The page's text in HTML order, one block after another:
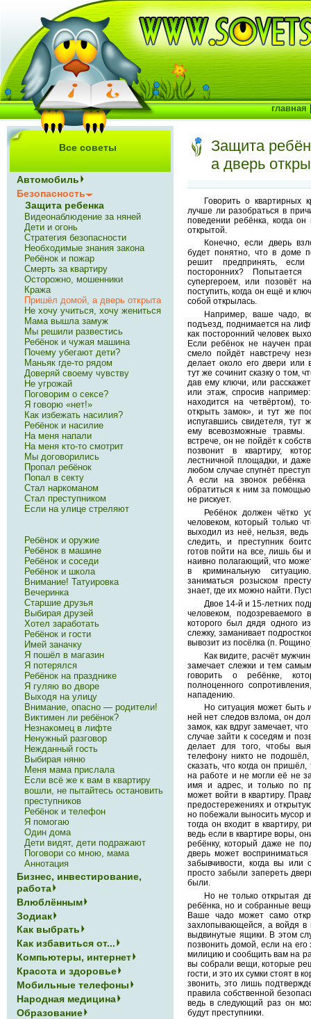
Защита
а дверь
Говорить о квартирных
лучше ли разобраться в
поведении ребёнка, когда
открытой.
Конечно, если дверь
будет понятно, что в доме
решит предпринять,
посторонних?
супергероем, или позовёт
поступить, когда он ещё и
собой открылась.
Например, ваше чадо,
подъезд, поднимается на
как посторонний человек
Если ребёнок не научен
смело пойдёт навстречу
делает около его двери или
тут же сочинит сказку о том,
дав ему ключи, или
или этаж, спросив
находится на четвёртом),
открыть замок», и тут же
испугавшись свидетеля, тут
ему всевозможные
встрече, он не пойдёт к
позвонит в квартиру,
лестничной площадки, и
любом случае спугнёт
А если на звонок
обратиться к ним за
не рискует.
Ребёнок должен чётко
человеком, который только
выходил из неё, нельзя,
следить, и преступник
готов пойти на все, лишь бы
наивно полагающий, что
в криминальную
заниматься розыском
знает, где их можно найти.
Двое 14-й и 15-летних
человеком,
которого был дядя одного
слежку, заманивает
вывозит из посёлка (п.
Как видите, расчёт
замечает слежки и тем
говорить о ребёнке,
полноценного
нападению.
Но ситуация может быть
ней нет следов взлома, он
замок, как вдруг замечает,
случае зайти к соседям и
делает для того, чтобы
телефону никто не
сказать, что когда он
на работе и не могли её не
имя и адрес, и только по
может войти в квартиру.
предостережениях и
но побежали выносить мусор
тогда он входит в квартиру,
ведь если в квартире воры,
ребёнку, который даже не
дверь может
забывчивости, когда вы
просто забыли запереть
были.
Но не только открытая
ребёнка, но и собранные
Ваше чадо может само
захлопывающейся, а войдя в
выдвинутые ящики. В этом
позвонить домой, если на его
милицию и сообщить вам на
вы собрали вещи, которые
гости, и это их сумки стоят в
звонить, это лишь
правила собственной
ведь в следующий раз он
будут преступники.
Все советы
Автомобиль
Безопасность
Защита ребенка
Видеонаблюдение за няней
Дети и огонь
Стратегия безопасности
Необходимые знания закона
Ребёнок и пожар
Смерть за квартиру
Осторожно, мошенники
Кража
Пришёл домой, а дверь открыта
Не хочу учиться, хочу жениться
Мама вышла замуж
Мы решили развестись
Ребёнок и чужая машина
Почему убегают дети?
Маньяк где-то рядом
Доверяй своему чувству
Не угрожай
Поговорим о сексе?
Я говорю «нет!»
Как избежать насилия?
Ребёнок и насилие
На меня напали
На меня кто-то смотрит
Мы договорились
Пропал ребёнок
Попал в секту
Стал наркоманом
Стал преступником
Если на улице стреляют
Ребёнок и оружие
Ребёнок в машине
Ребёнок и соседи
Ребёнок и школа
Внимание! Татуировка
Вечеринка
Старшие друзья
Выбирая друзей
Хотел заработать
Ребёнок и гости
Имей заначку
Я пошёл в магазин
Я потерялся
Ребёнок на празднике
Я гуляю во дворе
Выходя на улицу
Внимание, опасно — родители!
Виктимен ли ребёнок?
Незнакомец в лифте
Ненужный разговор
Нежданный гость
Выбирая няню
Меня мама прислала
Если всё же к вам в квартиру
вошли, не пытайтесь остановить
преступников
Ребёнок и телефон
Я помогаю
Один дома
Дети видят, дети подражают
Поговори со мною, мама
Аннотация
Бизнес, инвестирование,
работа
Влюблённым
Зодиак
Как выбрать
Как избавиться от...
Компьютеры, интернет
Красота и здоровье
Мобильные телефоны
Народная медицина
Образование
главная